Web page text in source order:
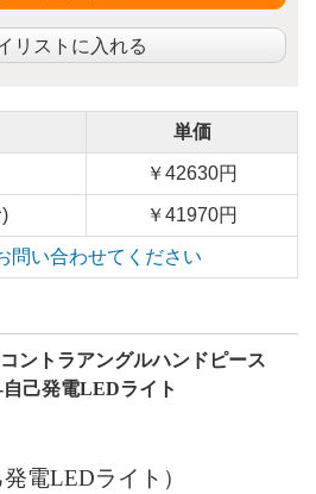
リストに入れる
単価
￥42630円
￥41970円
問い合わせてください
コントラアングルハンドピース
己発電LEDライト
電LEDライト）